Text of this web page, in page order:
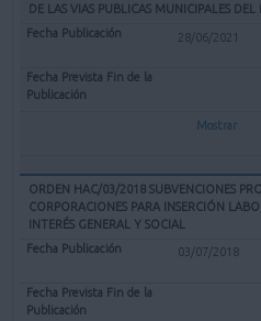
DE LAS VIAS PUBLICAS MUNICIPALES
28/06/2021
Mostrar
ORDEN HAC/03/2018 SUBVENCIONES
CORPORACIONES PARA INSERCIÓN
INTERÉS GENERAL Y SOCIAL
03/07/2018